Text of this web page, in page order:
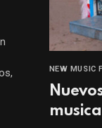
NEW MUSIC